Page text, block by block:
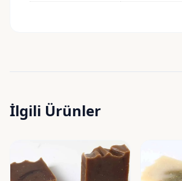
İlgili Ürünler